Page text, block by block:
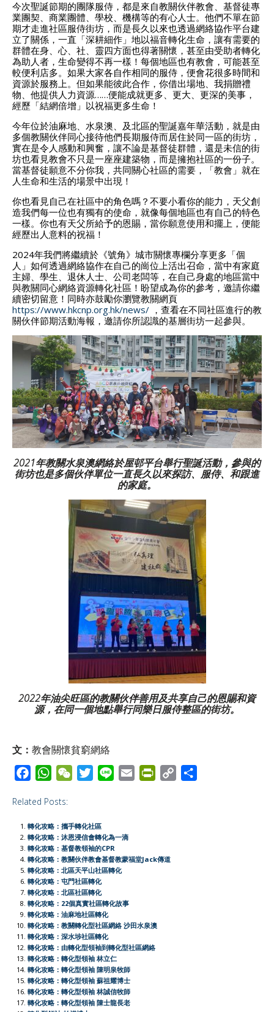
今次聖誕節期的團隊服侍，都是來自教關伙伴教會、基督徒專
業團契、商業團體、學校、機構等的有心人士。他們不單在節
期才走進社區服侍街坊，而是長久以來也透過網絡協作平台建
立了關係，一直「深耕細作」地以福音轉化生命，讓有需要的
群體在身、心、社、靈四方面也得著關懷，甚至由受助者轉化
為助人者，生命變得不再一樣！每個地區也有教會，可能甚至
較便利店多。如果大家各自作相同的服侍，便會花很多時間和
資源於服務上。但如果能彼此合作，你借出場地、我捐贈禮
物、他提供人力資源……便能成就更多、更大、更深的美事，
經歷「結網倍增」以祝福更多生命！
今年位於油麻地、水泉澳、及北區的聖誕嘉年華活動，就是由
多個教關伙伴同心接待他們長期服侍而居住於同一區的街坊，
實在是令人感動和興奮，讓不論是基督徒群體，還是未信的街
坊也看見教會不只是一座座建築物，而是擁抱社區的一份子。
當基督徒願意不分你我，共同關心社區的需要，「教會」就在
人生命和生活的場景中出現！
你也看見自己在社區中的角色嗎？不要小看你的能力，天父創
造我們每一位也有獨有的使命，就像每個地區也有自己的特色
一樣。你也有天父所給予的恩賜，當你願意使用和擺上，便能
經歷出人意料的祝福！
2024年我們將繼續於《號角》城市關懷專欄分享更多「個
人」如何透過網絡協作在自己的崗位上活出召命，當中有家庭
主婦、學生、退休人士、公司老闆等，在自己身處的地區當中
與教關同心網絡資源轉化社區！盼望成為你的參考，邀請你繼
續密切留意！同時亦鼓勵你瀏覽教關網頁
https://www.hkcnp.org.hk/news/ ，查看在不同社區進行的教
關伙伴節期活動海報，邀請你所認識的基層街坊一起參與。
2021年教關水泉澳網絡於屋邨平台舉行聖誕活動，參與的
街坊也是多個伙伴單位一直長久以來探訪、服侍、和跟進
的家庭。
2022年油尖旺區的教關伙伴善用及共享自己的恩賜和資
源，在同一個地點舉行同樂日服侍整區的街坊。
文： 教會關懷貧窮網絡
c
e
b
o
o
k
W
a
t
s
A
p
p
W
h
a
t
t
t
e
r
d
Related Posts:
轉化攻略：攜手轉化社區
轉化攻略：沐恩浸信會轉化為一滴
轉化攻略：基督教領袖的CPR
轉化攻略：教關伙伴教會基督教蒙福堂Jack傳道
轉化攻略：北區天平山社區轉化
轉化攻略：屯門社區轉化
轉化攻略：北區社區轉化
轉化攻略：22個真實社區轉化故事
轉化攻略：油麻地社區轉化
轉化攻略：教關轉化型社區網絡 沙田水泉澳
轉化攻略：深水埗社區轉化
轉化攻略：由轉化型領袖到轉化型社區網絡
轉化攻略：轉化型領袖 林立仁
轉化攻略：轉化型領袖 陳明泉牧師
轉化攻略：轉化型領袖 蘇祖耀博士
轉化攻略：轉化型領袖 林誠信牧師
轉化攻略：轉化型領袖 陳士龍長老